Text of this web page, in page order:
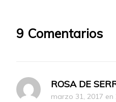
9 Comentarios
ROSA DE
marzo 31, 2017 en